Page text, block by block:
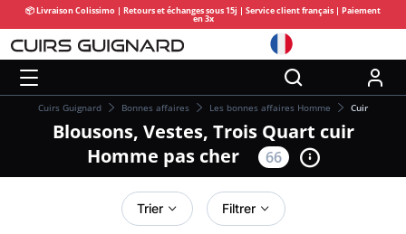
📦 Livraison Colissimo | Retours et échanges sous 15j | Service client français | Paiement
en 3x
Cuirs Guignard Bonnes affaires Les bonnes affaires Homme Cuir
Blousons, Vestes, Trois Quart cuir
Homme pas cher
66
Trier Filtrer